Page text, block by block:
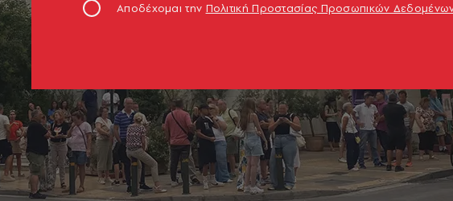
Αποδέχομαι την Πολιτική Προστασίας Προσωπικών